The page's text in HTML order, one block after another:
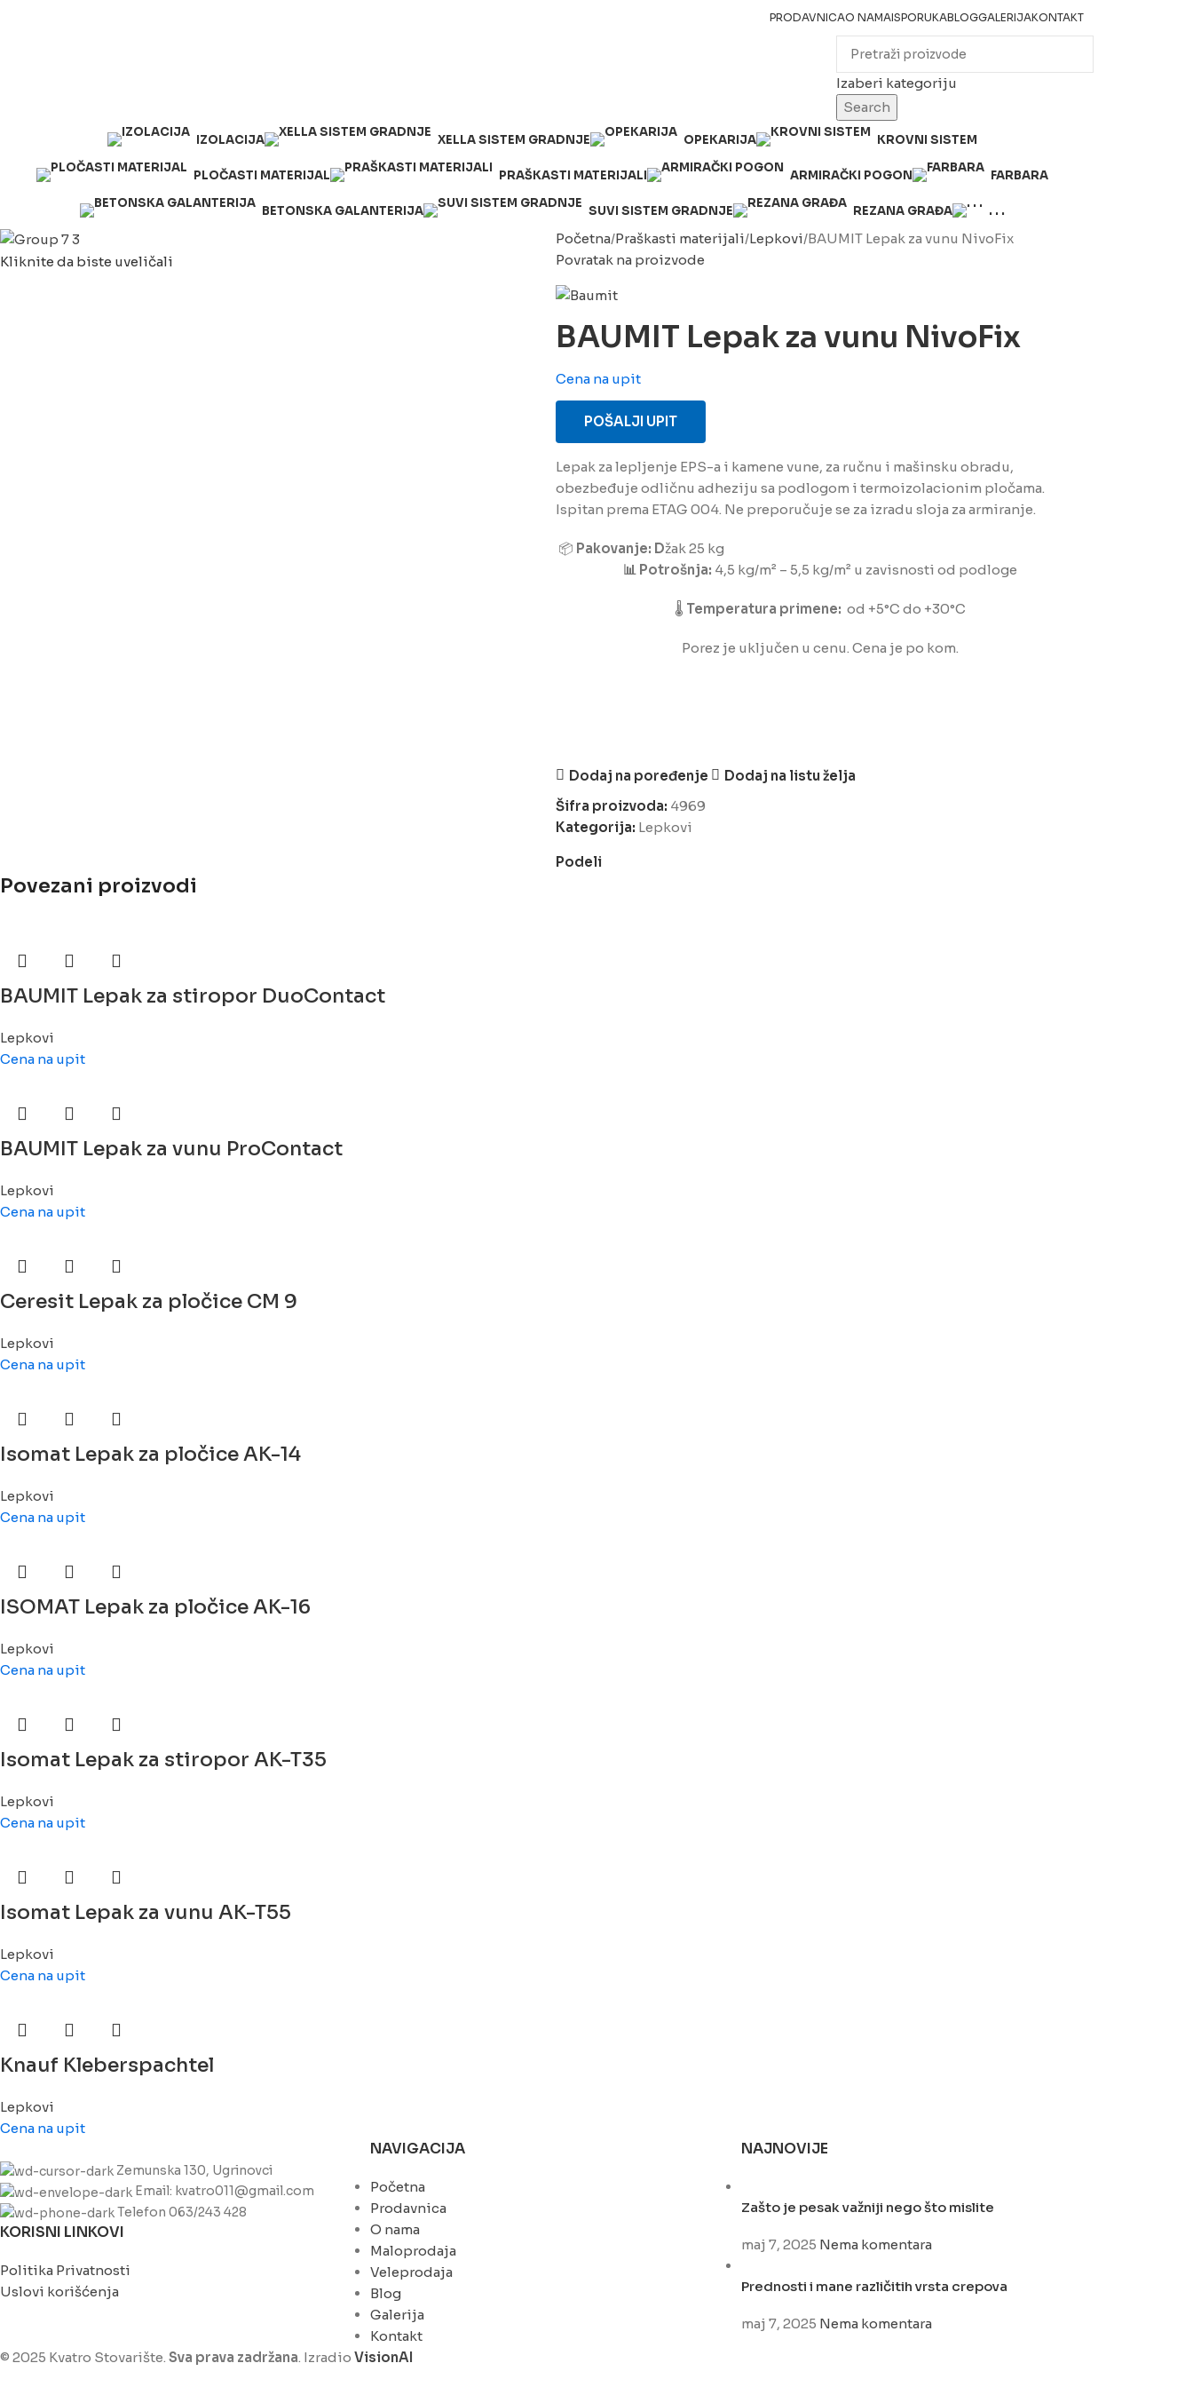
PRODAVNICAO NAMAISPORUKABLOGGALERIJAKONTAKT
Izaberi kategoriju
Search
IZOLACIJA XELLA SISTEM GRADNJE OPEKARIJA KROVNI SISTEM
PLOČASTI MATERIJAL PRAŠKASTI MATERIJALI ARMIRAČKI POGON FARBARA
BETONSKA GALANTERIJA SUVI SISTEM GRADNJE REZANA GRAĐA . . .
Kliknite da biste uveličali
Početna Praškasti materijali Lepkovi BAUMIT Lepak za vunu NivoFix
Povratak na proizvode
BAUMIT Lepak za vunu NivoFix
Cena na upit
POŠALJI UPIT
Lepak za lepljenje EPS-a i kamene vune, za ručnu i mašinsku obradu,
obezbeđuje odličnu adheziju sa podlogom i termoizolacionim pločama.
Ispitan prema ETAG 004. Ne preporučuje se za izradu sloja za armiranje.
📦 Pakovanje: Džak 25 kg
📊 Potrošnja: 4,5 kg/m² – 5,5 kg/m² u zavisnosti od podloge
🌡️ Temperatura primene: od +5°C do +30°C
Porez je uključen u cenu. Cena je po kom.
Dodaj na poređenje
Dodaj na listu želja
Šifra proizvoda: 4969
Kategorija: Lepkovi
Podeli
Povezani proizvodi
BAUMIT Lepak za stiropor DuoContact
Lepkovi
Cena na upit
BAUMIT Lepak za vunu ProContact
Lepkovi
Cena na upit
Ceresit Lepak za pločice CM 9
Lepkovi
Cena na upit
Isomat Lepak za pločice AK-14
Lepkovi
Cena na upit
ISOMAT Lepak za pločice AK-16
Lepkovi
Cena na upit
Isomat Lepak za stiropor AK-T35
Lepkovi
Cena na upit
Isomat Lepak za vunu AK-T55
Lepkovi
Cena na upit
Knauf Kleberspachtel
Lepkovi
Cena na upit
Zemunska 130, Ugrinovci
Email: kvatro011@gmail.com
Telefon 063/243 428
KORISNI LINKOVI
Politika Privatnosti
Uslovi korišćenja
NAVIGACIJA
Početna
Prodavnica
O nama
Maloprodaja
Veleprodaja
Blog
Galerija
Kontakt
NAJNOVIJE
Zašto je pesak važniji nego što mislite
maj 7, 2025 Nema komentara
Prednosti i mane različitih vrsta crepova
maj 7, 2025 Nema komentara
© 2025 Kvatro Stovarište. Sva prava zadržana. Izradio VisionAI